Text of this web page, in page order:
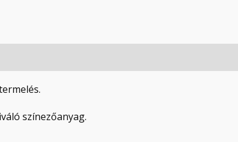
színezőanyag.